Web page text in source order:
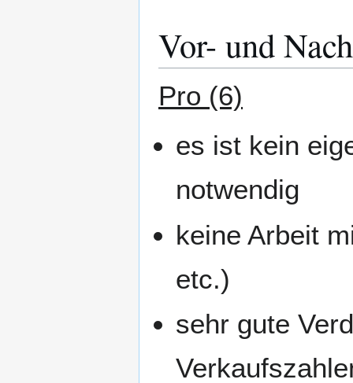
Vor- und
Pro (6)
es ist kein
notwendig
keine Arbeit
etc.)
sehr gute